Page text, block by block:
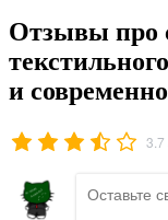
Отзывы про
и
3.7